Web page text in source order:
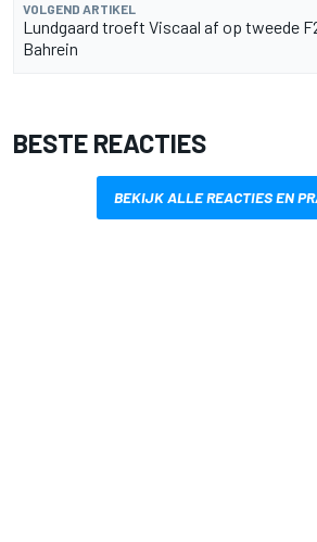
VOLGEND ARTIKEL
Lundgaard troeft Viscaal af op tweede
Bahrein
BESTE REACTIES
BEKIJK ALLE REACTIES EN